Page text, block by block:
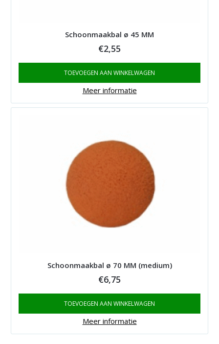
Schoonmaakbal ø 45 MM
€2,55
TOEVOEGEN AAN WINKELWAGEN
Meer informatie
Schoonmaakbal ø 70 MM (medium)
€6,75
TOEVOEGEN AAN WINKELWAGEN
Meer informatie